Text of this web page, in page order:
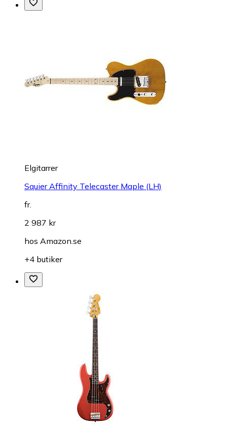
Elgitarrer
Squier Affinity Telecaster Maple (LH)
fr.
2 987 kr
hos Amazon.se
+4 butiker